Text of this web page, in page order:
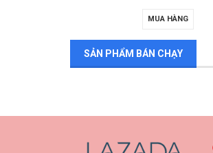
MUA HÀNG
SẢN PHẨM BÁN CHẠY